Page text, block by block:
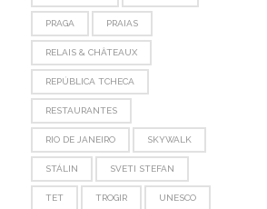
PRAGA PRAIAS
RELAIS & CHÂTEAUX
REPÚBLICA TCHECA
RESTAURANTES
RIO DE JANEIRO SKYWALK
STÁLIN SVETI STEFAN
TET TROGIR UNESCO